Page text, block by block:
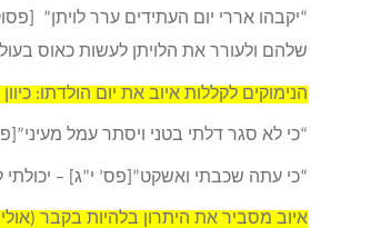
“יקבהו אררי יום העתידים ערר לויתן”
שלהם ולעורר את הלויתן לעשות כאוס
הנימוקים לקללות איוב את יום הולדתו:
“כי לא סגר דלתי בטני ויסתר עמל
“כי עתה שכבתי ואשקט”[פס’ י”ג] –
איוב מסביר את היתרון בלהיות בקבר